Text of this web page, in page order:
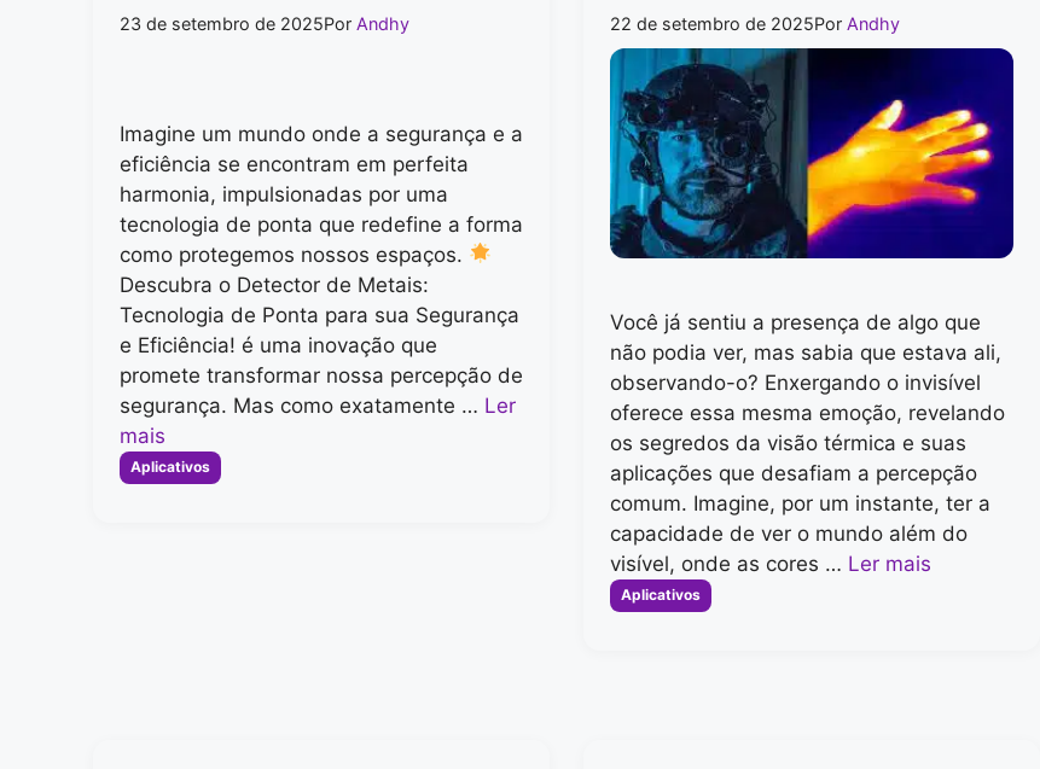
23 de setembro de 2025Por Andhy
Imagine um mundo onde a segurança e a
eficiência se encontram em perfeita
harmonia, impulsionadas por uma
tecnologia de ponta que redefine a forma
como protegemos nossos espaços.
Descubra o Detector de Metais:
Tecnologia de Ponta para sua Segurança
e Eficiência! é uma inovação que
promete transformar nossa percepção de
segurança. Mas como exatamente … Ler
mais
Categorias
Aplicativos
22 de setembro de 2025Por Andhy
Você já sentiu a presença de algo que
não podia ver, mas sabia que estava ali,
observando-o? Enxergando o invisível
oferece essa mesma emoção, revelando
os segredos da visão térmica e suas
aplicações que desafiam a percepção
comum. Imagine, por um instante, ter a
capacidade de ver o mundo além do
visível, onde as cores … Ler mais
Categorias
Aplicativos